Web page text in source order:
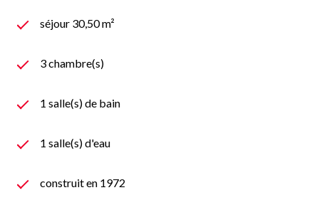
séjour 30,50 m²
3 chambre(s)
1 salle(s) de bain
1 salle(s) d'eau
construit en 1972